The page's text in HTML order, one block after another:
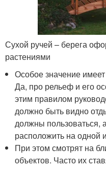
Сухой ручей – берега
растениями
Особое значение
Да, про рельеф и его
этим правилом
должно быть видно
должны пользоваться,
расположить на одной
При этом смотрят на
объектов. Часто их